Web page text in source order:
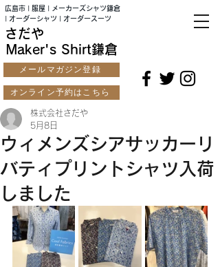
さだや
オンライン予約はこちら
メールマガジン登録
Maker's Shirt鎌倉
広島市 | 服屋 | メーカーズシャツ鎌倉
| オーダーシャツ | オーダースーツ
ウィメンズシアサッカーリ
バティプリントシャツ入荷
しました
株式会社さだや
5月8日